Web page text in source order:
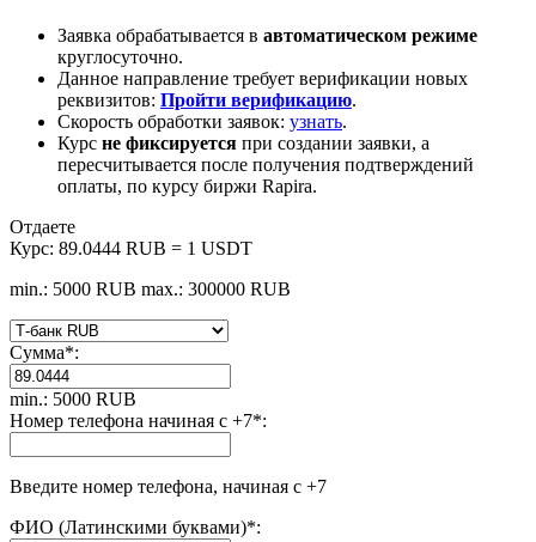
Заявка обрабатывается в автоматическом режиме
круглосуточно.
Данное направление требует верификации новых
реквизитов: Пройти верификацию.
Скорость обработки заявок: узнать.
Курс не фиксируется при создании заявки, а
пересчитывается после получения подтверждений
оплаты, по курсу биржи Rapira.
Отдаете
Курс: 89.0444 RUB = 1 USDT
min.: 5000 RUB max.: 300000 RUB
Сумма*:
min.: 5000 RUB
Номер телефона начиная с +7*:
Введите номер телефона, начиная с +7
ФИО (Латинскими буквами)*: